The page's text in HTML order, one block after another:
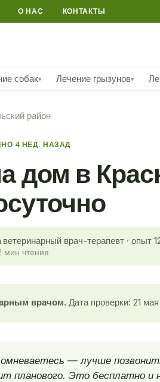
О НАС КОНТАКТЫ
собак▾ Лечение грызунов▾
район
4 НЕД. НАЗАД
дом в
ветеринарный врач-терапевт · опыт
мин чтения
врачом. Дата проверки: 21
— лучше
планового. Это бесплатно и